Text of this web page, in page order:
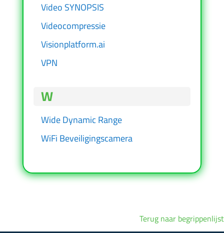
Video SYNOPSIS
Videocompressie
Visionplatform.ai
VPN
W
Wide Dynamic Range
WiFi Beveiligingscamera
Terug naar begrippenlijst